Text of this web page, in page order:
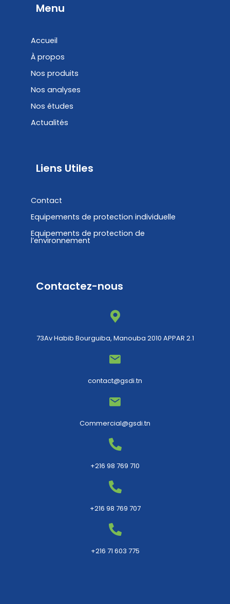
b
o
e
Menu
Accueil
À propos
Nos produits
Nos analyses
Nos études
Actualités
Liens Utiles
Contact
Equipements de protection individuelle
Equipements de protection de
l’environnement
Contactez-nous
73Av Habib Bourguiba, Manouba 2010 APPAR 2.1
contact@gsdi.tn
Commercial@gsdi.tn
+216 98 769 710
+216 98 769 707
+216 71 603 775